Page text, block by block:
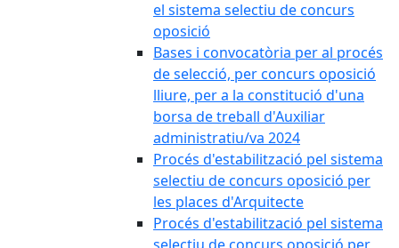
el sistema selectiu de concurs
oposició
Bases i convocatòria per al procés
de selecció, per concurs oposició
lliure, per a la constitució d'una
borsa de treball d'Auxiliar
administratiu/va 2024
Procés d'estabilització pel sistema
selectiu de concurs oposició per
les places d'Arquitecte
Procés d'estabilització pel sistema